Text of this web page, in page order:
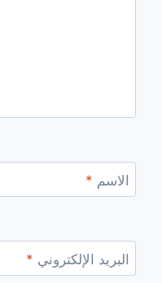
الاسم *
البريد الإلكتروني *